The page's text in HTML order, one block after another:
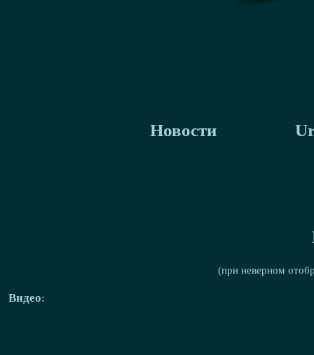
Новости
(при неверном
Видео: